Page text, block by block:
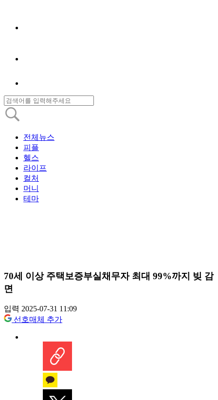
전체뉴스
피플
헬스
라이프
컬처
머니
테마
70세 이상 주택보증부실채무자 최대 99%까지 빚 감
면
입력 2025-07-31 11:09
선호매체 추가